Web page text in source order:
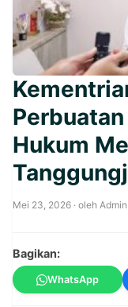
Hukum
Mei 23, 2026 · oleh Admin
Bagikan:
WhatsApp